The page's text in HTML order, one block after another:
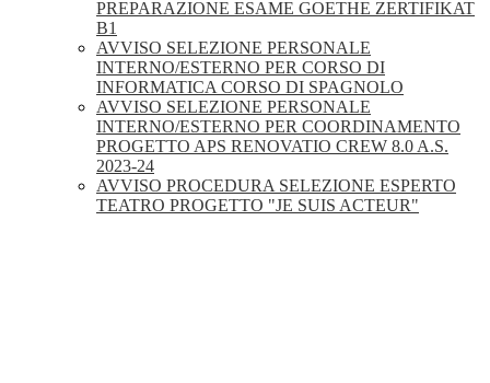
PREPARAZIONE ESAME GOETHE ZERTIFIKAT
B1
AVVISO SELEZIONE PERSONALE
INTERNO/ESTERNO PER CORSO DI
INFORMATICA CORSO DI SPAGNOLO
AVVISO SELEZIONE PERSONALE
INTERNO/ESTERNO PER COORDINAMENTO
PROGETTO APS RENOVATIO CREW 8.0 A.S.
2023-24
AVVISO PROCEDURA SELEZIONE ESPERTO
TEATRO PROGETTO "JE SUIS ACTEUR"